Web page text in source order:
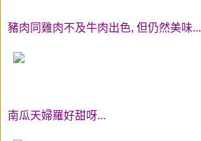
豬肉同雞肉不及牛肉出色, 但仍然美味...
南瓜天婦羅好甜呀...